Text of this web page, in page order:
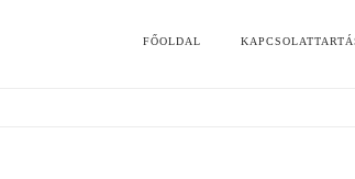
FŐOLDAL